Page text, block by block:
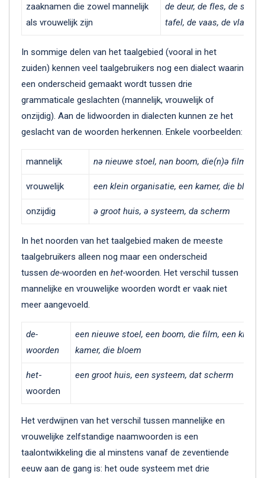
zaaknamen die zowel mannelijk
als vrouwelijk zijn
de deur, de fles, de soep,
tafel, de vaas, de vlag
In sommige delen van het taalgebied (vooral in het
zuiden) kennen veel taalgebruikers nog een dialect waarin
een onderscheid gemaakt wordt tussen drie
grammaticale geslachten (mannelijk, vrouwelijk of
onzijdig). Aan de lidwoorden in dialecten kunnen ze het
geslacht van de woorden herkennen. Enkele voorbeelden:
mannelijk nə nieuwe stoel, nən boom, die(n)ə film
vrouwelijk een klein organisatie, een kamer, die bloem
onzijdig ə groot huis, ə systeem, da scherm
In het noorden van het taalgebied maken de meeste
taalgebruikers alleen nog maar een onderscheid
tussen de-woorden en het-woorden. Het verschil tussen
mannelijke en vrouwelijke woorden wordt er vaak niet
meer aangevoeld.
de-
woorden
een nieuwe stoel, een boom, die film, een kleine
kamer, die bloem
het-
woorden
een groot huis, een systeem, dat scherm
Het verdwijnen van het verschil tussen mannelijke en
vrouwelijke zelfstandige naamwoorden is een
taalontwikkeling die al minstens vanaf de zeventiende
eeuw aan de gang is: het oude systeem met drie